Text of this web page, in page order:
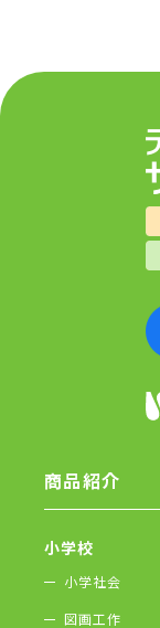
商品紹介
小学校
小学社会
図画工作